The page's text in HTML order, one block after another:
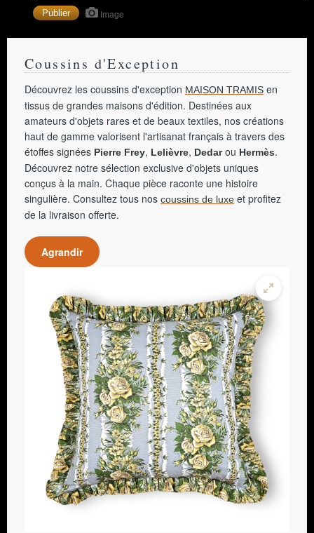
Image
Coussins d'Exception
Découvrez les coussins d'exception MAISON TRAMIS en
tissus de grandes maisons d'édition. Destinées aux
amateurs d'objets rares et de beaux textiles, nos créations
haut de gamme valorisent l'artisanat français à travers des
étoffes signées Pierre Frey, Lelièvre, Dedarou Hermès.
Découvrez notre sélection exclusive d'objets uniques
conçus à la main. Chaque pièce raconte une histoire
singulière. Consultez tous nos coussins de luxe et profitez
de la livraison offerte.
Agrandir